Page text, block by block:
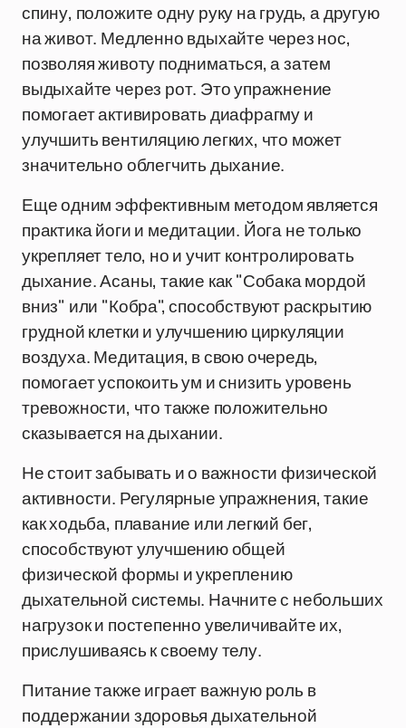
спину, положите одну руку на грудь, а другую
на живот. Медленно вдыхайте через нос,
позволяя животу подниматься, а затем
выдыхайте через рот. Это упражнение
помогает активировать диафрагму и
улучшить вентиляцию легких, что может
значительно облегчить дыхание.
Еще одним эффективным методом является
практика йоги и медитации. Йога не только
укрепляет тело, но и учит контролировать
дыхание. Асаны, такие как "Собака мордой
вниз" или "Кобра", способствуют раскрытию
грудной клетки и улучшению циркуляции
воздуха. Медитация, в свою очередь,
помогает успокоить ум и снизить уровень
тревожности, что также положительно
сказывается на дыхании.
Не стоит забывать и о важности физической
активности. Регулярные упражнения, такие
как ходьба, плавание или легкий бег,
способствуют улучшению общей
физической формы и укреплению
дыхательной системы. Начните с небольших
нагрузок и постепенно увеличивайте их,
прислушиваясь к своему телу.
Питание также играет важную роль в
поддержании здоровья дыхательной